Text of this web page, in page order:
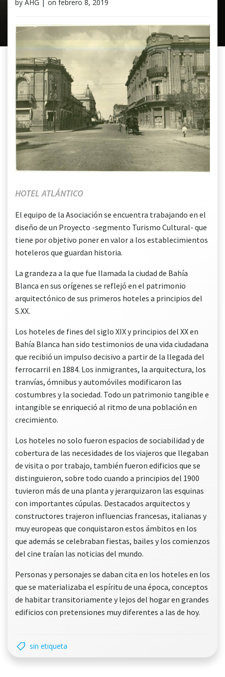
by AHG | on febrero 8, 2019
HOTEL ATLÁNTICO
El equipo de la Asociación se encuentra trabajando en el
diseño de un Proyecto -segmento Turismo Cultural- que
tiene por objetivo poner en valor a los establecimientos
hoteleros que guardan historia.
La grandeza a la que fue llamada la ciudad de Bahía
Blanca en sus orígenes se reflejó en el patrimonio
arquitectónico de sus primeros hoteles a principios del
S.XX.
Los hoteles de fines del siglo XIX y principios del XX en
Bahía Blanca han sido testimonios de una vida ciudadana
que recibió un impulso decisivo a partir de la llegada del
ferrocarril en 1884. Los inmigrantes, la arquitectura, los
tranvías, ómnibus y automóviles modificaron las
costumbres y la sociedad. Todo un patrimonio tangible e
intangible se enriqueció al ritmo de una población en
crecimiento.
Los hoteles no solo fueron espacios de sociabilidad y de
cobertura de las necesidades de los viajeros que llegaban
de visita o por trabajo, también fueron edificios que se
distinguieron, sobre todo cuando a principios del 1900
tuvieron más de una planta y jerarquizaron las esquinas
con importantes cúpulas. Destacados arquitectos y
constructores trajeron influencias francesas, italianas y
muy europeas que conquistaron estos ámbitos en los
que además se celebraban fiestas, bailes y los comienzos
del cine traían las noticias del mundo.
Personas y personajes se daban cita en los hoteles en los
que se materializaba el espíritu de una época, conceptos
de habitar transitoriamente y lejos del hogar en grandes
edificios con pretensiones muy diferentes a las de hoy.
sin etiqueta